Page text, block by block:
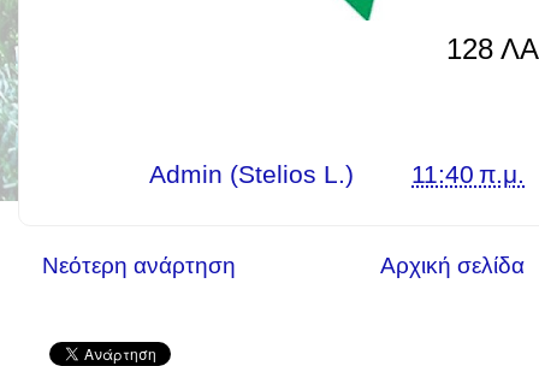
128
Admin (Stelios L.) 11:40 π.μ.
Νεότερη ανάρτηση Αρχική σελίδα